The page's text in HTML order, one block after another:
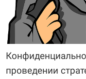
проведении